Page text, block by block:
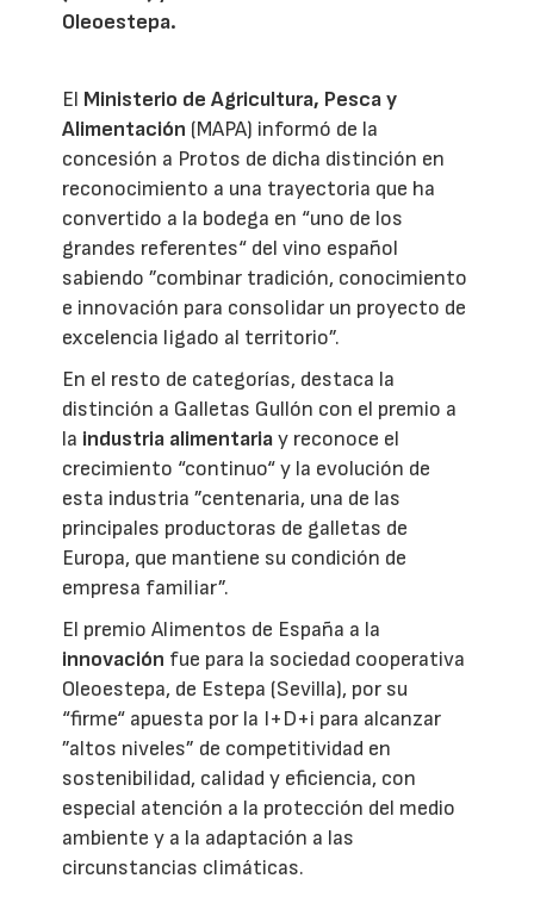
Oleoestepa.
El Ministerio de Agricultura, Pesca y
Alimentación (MAPA) informó de la
concesión a Protos de dicha distinción en
reconocimiento a una trayectoria que ha
convertido a la bodega en “uno de los
grandes referentes“ del vino español
sabiendo ”combinar tradición, conocimiento
e innovación para consolidar un proyecto de
excelencia ligado al territorio”.
En el resto de categorías, destaca la
distinción a Galletas Gullón con el premio a
la industria alimentariay reconoce el
crecimiento “continuo“ y la evolución de
esta industria ”centenaria, una de las
principales productoras de galletas de
Europa, que mantiene su condición de
empresa familiar”.
El premio Alimentos de España a la
innovación fue para la sociedad cooperativa
Oleoestepa, de Estepa (Sevilla), por su
“firme“ apuesta por la I+D+i para alcanzar
”altos niveles” de competitividad en
sostenibilidad, calidad y eficiencia, con
especial atención a la protección del medio
ambiente y a la adaptación a las
circunstancias climáticas.